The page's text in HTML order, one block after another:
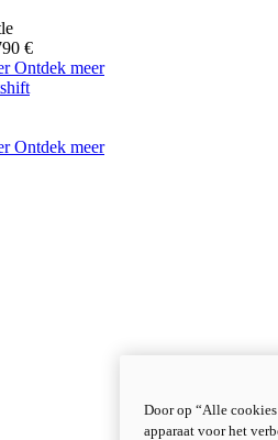
€
Ontdek meer
Ontdek meer
Door op “Alle
apparaat voor het